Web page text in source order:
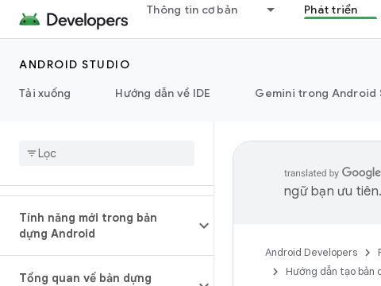
Thông tin cơ bản Phát triển
ANDROID STUDIO
Tải xuống
Hướng dẫn về IDE Gemini trong Android
Tính năng mới trong bản
dựng Android
Tổng quan về bản dựng
ngữ bạn ưu
Android Developers
Hướng dẫn tạo bản